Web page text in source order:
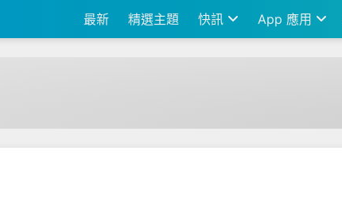
最新 精選主題 快訊 App 應用